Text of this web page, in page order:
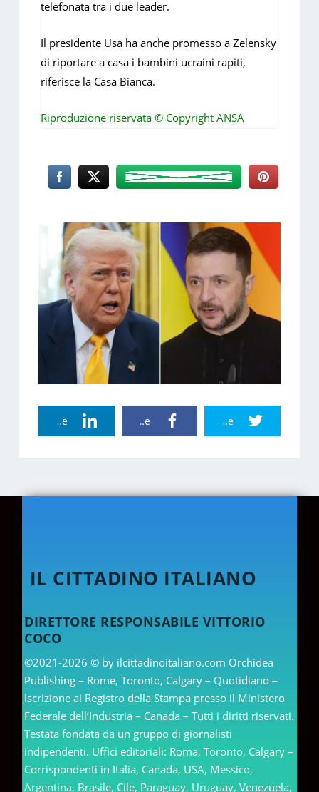
telefonata tra i due leader.
Il presidente Usa ha anche promesso a Zelensky
di riportare a casa i bambini ucraini rapiti,
riferisce la Casa Bianca.
Riproduzione riservata © Copyright ANSA
Twitter Share
Facebook Share
Linkedin Share
IL CITTADINO ITALIANO
DIRETTORE RESPONSABILE VITTORIO
COCO
©2021-2026 © by ilcittadinoitaliano.com Orchidea
Publishing – Rome, Toronto, Calgary – Quotidiano –
Iscrizione al Registro della Stampa presso il Ministero
Federale dell’Industria – Canada – Tutti i diritti riservati.
Testata fondata da un gruppo di giornalisti
indipendenti. Uffici editoriali: Roma, Toronto, Calgary –
Corrispondenti in Italia, Canada, USA, Messico,
Argentina, Brasile, Cile, Paraguay, Uruguay, Venezuela,